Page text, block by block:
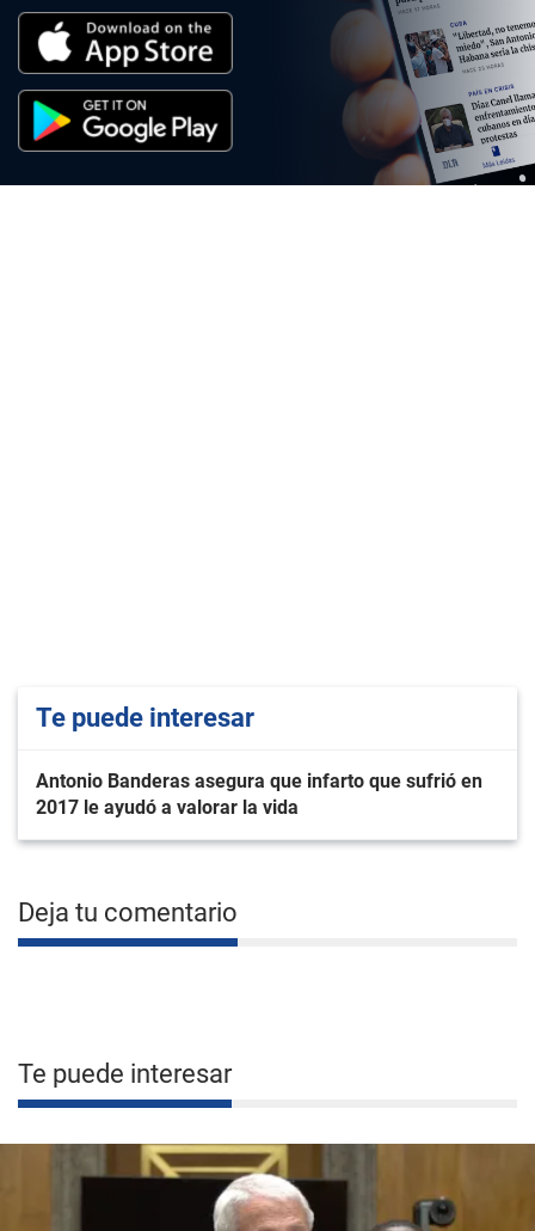
Te puede interesar
Antonio Banderas asegura que infarto que sufrió en
2017 le ayudó a valorar la vida
Deja tu comentario
Te puede interesar